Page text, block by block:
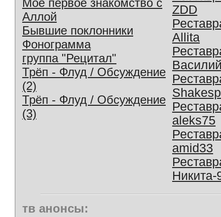
Аллой
Бывшие поклонники
Фонограмма
группа "Рецитал"
Трёп - Флуд / Обсуждение
(2)
Трёп - Флуд / Обсуждение
(3)
ZDD
Allita
aleks75
amid33
Никита-
тв анонсы: